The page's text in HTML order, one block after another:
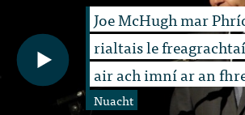
Joe McHugh mar
rialtais le
air ach imní ar an
Nuacht